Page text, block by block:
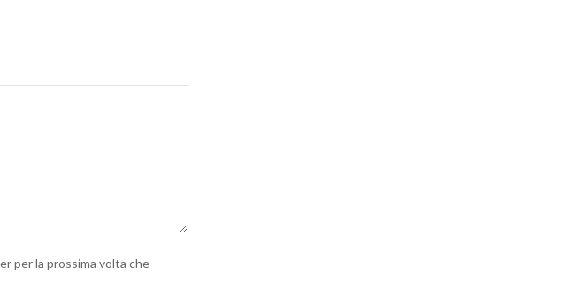
per la prossima volta che